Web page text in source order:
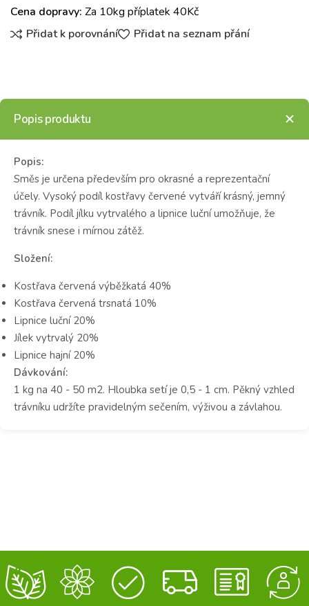
Cena dopravy: Za 10kg příplatek 40Kč
Přidat k porovnání
Přidat na seznam přání
Popis produktu
Popis:
Směs je určena především pro okrasné a reprezentační
účely. Vysoký podíl kostřavy červené vytváří krásný, jemný
trávník. Podíl jílku vytrvalého a lipnice luční umožňuje, že
trávník snese i mírnou zátěž.
Složení:
Kostřava červená výběžkatá 40%
Kostřava červená trsnatá 10%
Lipnice luční 20%
Jílek vytrvalý 20%
Lipnice hajní 20%
Dávkování:
1 kg na 40 - 50 m2. Hloubka setí je 0,5 - 1 cm. Pěkný vzhled
trávníku udržíte pravidelným sečením, výživou a závlahou.